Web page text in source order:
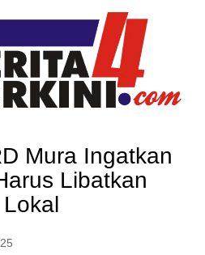
Mura Ingatkan
Libatkan